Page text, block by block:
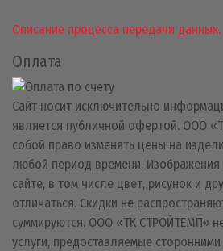
Описание процесса передачи данных.
Оплата
Сайт носит исключительно
является публичной офертой. ООО
собой право изменять цены на
любой период времени. Изображения
сайте, в том числе цвет, рисунок и
отличаться. Скидки не
суммируются. ООО «ТК СТРОЙТЕМП»
услуги, предоставляемые